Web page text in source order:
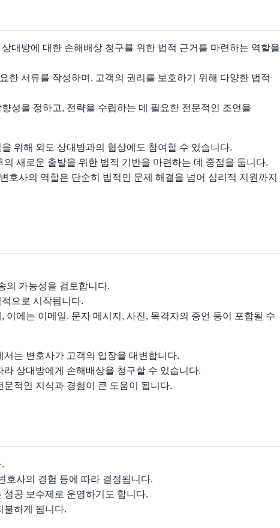
대방에 대한 손해배상 청구를 위한 법적 근거를 마련하는 역할을
한 서류를 작성하며, 고객의 권리를 보호하기 위해 다양한 법적
성을 정하고, 전략을 수립하는 데 필요한 전문적인 조언을
위해 외도 상대방과의 협상에도 참여할 수 있습니다.
새로운 출발을 위한 법적 기반을 마련하는 데 중점을 둡니다.
사의 역할은 단순히 법적인 문제 해결을 넘어 심리적 지원까지
의 가능성을 검토합니다.
으로 시작됩니다.
에는 이메일, 문자 메시지, 사진, 목격자의 증언 등이 포함될 수
는 변호사가 고객의 입장을 대변합니다.
상대방에게 손해배상을 청구할 수 있습니다.
적인 지식과 경험이 큰 도움이 됩니다.
호사의 경험 등에 따라 결정됩니다.
공 보수제로 운영하기도 합니다.
불하게 됩니다.